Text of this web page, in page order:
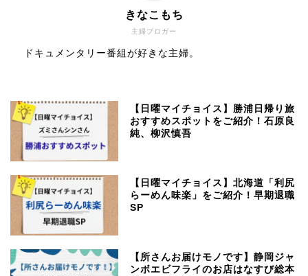
主婦ブロガー
きなこもち
ドキュメンタリー番組が好きな主婦。
【日曜マイチョイス】勝浦日帰り旅
おすすめスポットをご紹介！石原良
純、柳沢慎吾
【日曜マイチョイス】北海道「利尻
らーめん味楽」をご紹介！早期退職
SP
【所さんお届けモノです】静岡ジャ
ンボエビフライのお店はなすび総本